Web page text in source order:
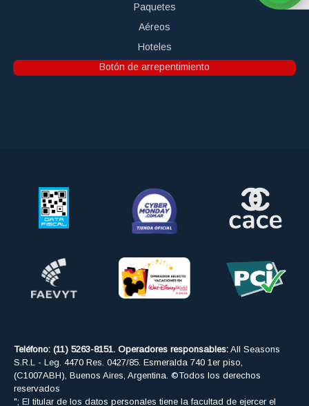
Paquetes
Aéreos
Hoteles
Botón de arrepentimiento
Teléfono: (11) 5263-8151. Operadores responsables: All Seasons
S.R.L - Leg. 4470 Res. 0427/85. Esmeralda 740 1er piso,
(C1007ABH), Buenos Aires, Argentina. ©Todos los derechos
reservados
"; El titular de los datos personales tiene la facultad de ejercer el